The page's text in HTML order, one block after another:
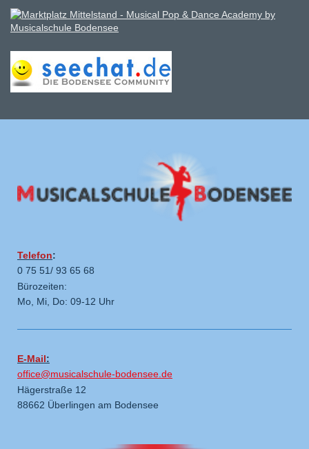
Telefon:
0 75 51/ 93 65 68
Bürozeiten:
Mo, Mi, Do: 09-12 Uhr
E-Mail:
office@musicalschule-bodensee.de
Hägerstraße 12
88662 Überlingen am Bodensee